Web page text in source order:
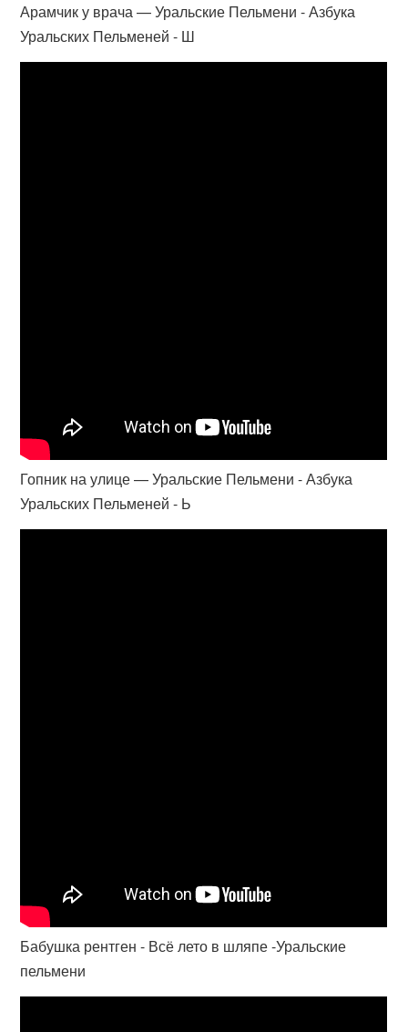
Арамчик у врача — Уральские Пельмени - Азбука
Уральских Пельменей - Ш
Гопник на улице — Уральские Пельмени - Азбука
Уральских Пельменей - Ь
Бабушка рентген - Всё лето в шляпе -Уральские
пельмени